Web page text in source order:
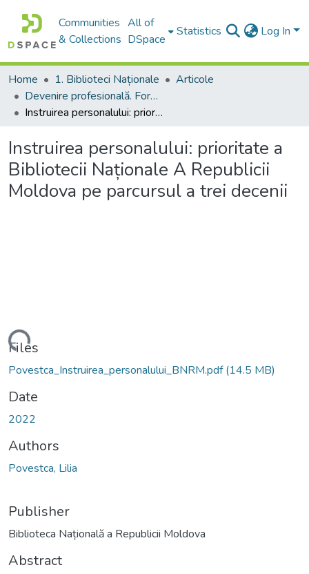
Communities
& Collections
All of
DSpace
Statistics Log In
Home 1. Biblioteci Naționale
Articole
Devenire profesională. Formarea profesională de bază și continuă a personalului din biblioteci
Instruirea personalului: prioritate a Bibliotecii Naționale A Republicii Moldova pe parcursul a trei decenii
Instruirea personalului: prioritate a
Bibliotecii Naționale A Republicii
Moldova pe parcursul a trei decenii
Files
Povestca_Instruirea_personalului_BNRM.pdf(14.5 MB)
Date
2022
Authors
Povestca, Lilia
Publisher
Biblioteca Națională a Republicii Moldova
Abstract